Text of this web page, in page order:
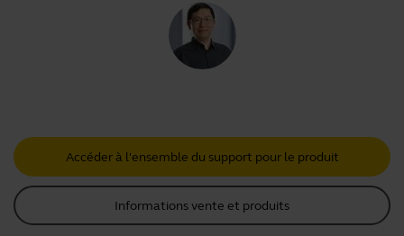
Accéder à l'ensemble du support pour le produit
Informations vente et produits